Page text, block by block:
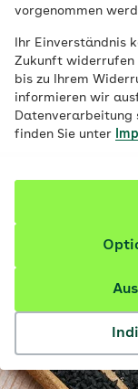
vorgenommen
Ihr Einverständnis
Zukunft widerrufen
bis zu Ihrem
informieren wir
Datenverarbeitung
finden Sie unter
Küche.
Heilmittel –
Störungen
Wirkung
Fachlich geprüft